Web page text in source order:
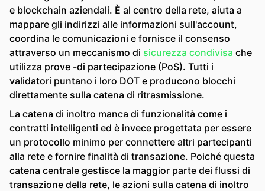
e blockchain aziendali. È al centro della rete, aiuta a
mappare gli indirizzi alle informazioni sull'account,
coordina le comunicazioni e fornisce il consenso
attraverso un meccanismo di sicurezza condivisa che
utilizza prove -di partecipazione (PoS). Tutti i
validatori puntano i loro DOT e producono blocchi
direttamente sulla catena di ritrasmissione.
La catena di inoltro manca di funzionalità come i
contratti intelligenti ed è invece progettata per essere
un protocollo minimo per connettere altri partecipanti
alla rete e fornire finalità di transazione. Poiché questa
catena centrale gestisce la maggior parte dei flussi di
transazione della rete, le azioni sulla catena di inoltro